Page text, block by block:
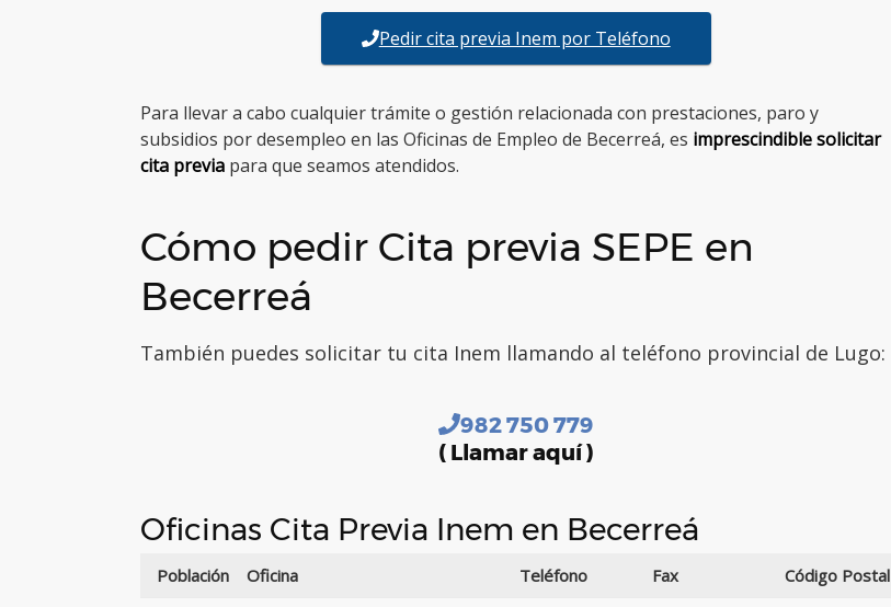
Pedir cita previa Inem por Teléfono
Para llevar a cabo cualquier trámite o gestión relacionada con prestaciones, paro y
subsidios por desempleo en las Oficinas de Empleo de Becerreá, es imprescindible solicitar
cita previa para que seamos atendidos.
Cómo pedir Cita previa SEPE en
Becerreá
También puedes solicitar tu cita Inem llamando al teléfono provincial de Lugo:
982 750 779
( Llamar aquí )
Oficinas Cita Previa Inem en Becerreá
Población Oficina Teléfono Fax Código Postal